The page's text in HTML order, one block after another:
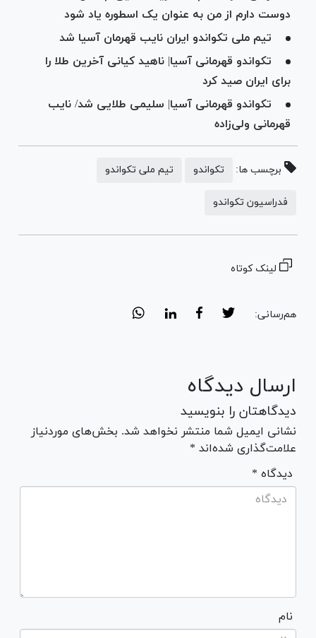
دوست دارم از من به عنوان یک اسطوره یاد شود
تیم ملی تکواندو ایران نایب قهرمان آسیا شد
تکواندو قهرمانی آسیا| ناهید کیانی آخرین طلا را
برای ایران صید کرد
تکواندو قهرمانی آسیا| سلیمی طلایی شد/ نایب
قهرمانی ولی‌زاده
برچسب ها: تکواندو تیم ملی تکواندو
فدراسیون تکواندو
لینک کوتاه
هم‌رسانی:
ارسال دیدگاه
دیدگاهتان را بنویسید
نشانی ایمیل شما منتشر نخواهد شد. بخش‌های موردنیاز
علامت‌گذاری شده‌اند *
* دیدگاه
نام